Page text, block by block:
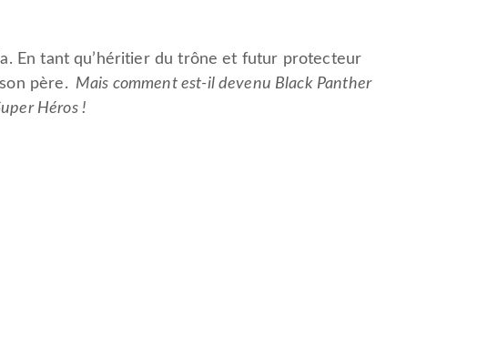
En tant qu’héritier du trône et futur protecteur
père. Mais comment est-il devenu Black Panther
Héros !